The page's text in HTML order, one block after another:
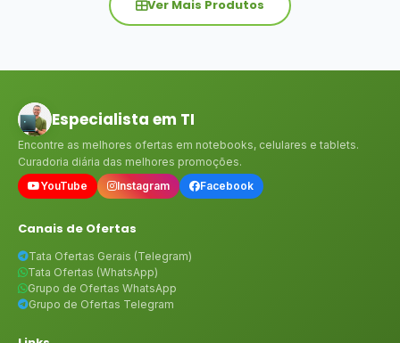
Ver Mais Produtos
Especialista em TI
Encontre as melhores ofertas em notebooks, celulares e tablets.
Curadoria diária das melhores promoções.
YouTube
Instagram Facebook
Canais de Ofertas
Tata Ofertas Gerais (Telegram)
Tata Ofertas (WhatsApp)
Grupo de Ofertas WhatsApp
Grupo de Ofertas Telegram